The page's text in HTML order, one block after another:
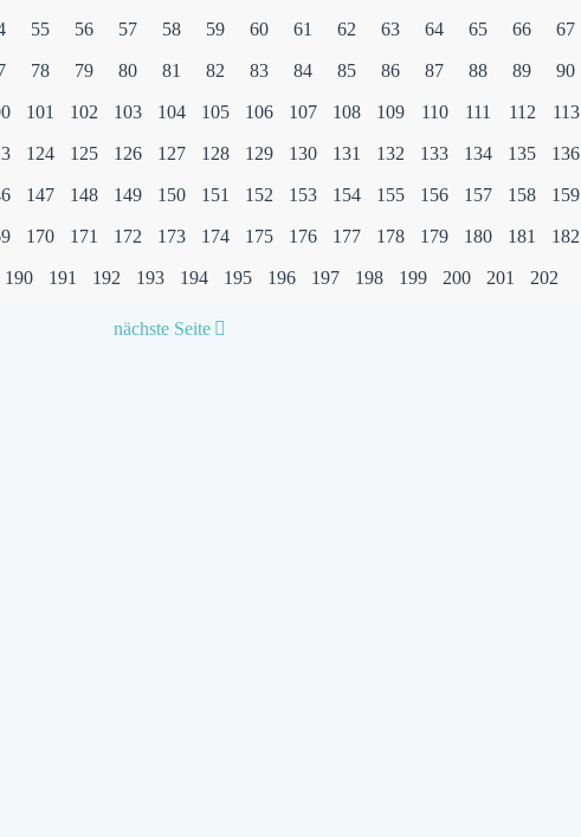
55 56 57 58 59 60 61 62 63 64 65 66 67
78 79 80 81 82 83 84 85 86 87 88 89 90
101 102 103 104 105 106 107 108 109 110 111 112 113
124 125 126 127 128 129 130 131 132 133 134 135 136
147 148 149 150 151 152 153 154 155 156 157 158 159
170 171 172 173 174 175 176 177 178 179 180 181 182
190 191 192 193 194 195 196 197 198 199 200 201 202
nächste Seite